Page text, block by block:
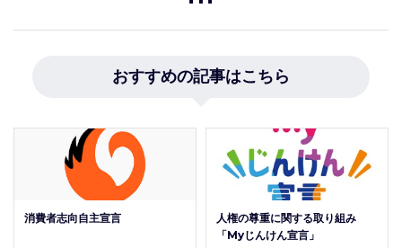
おすすめの記事はこちら
消費者志向自主宣言
人権の尊重に関する取り組み
「Myじんけん宣言」